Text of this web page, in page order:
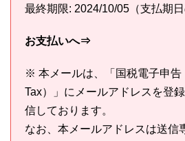
最終期限: 2024/10/05（支払期日
お支払いへ⇒
※ 本メールは、「国税電子申告
Tax）」にメールアドレスを登
信しております。
なお、本メールアドレスは送信